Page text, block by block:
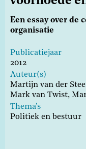
Een essay over de
organisatie
Publicatiejaar
2012
Auteur(s)
Martijn van der
Mark van Twist,
Thema's
Politiek en bestuur